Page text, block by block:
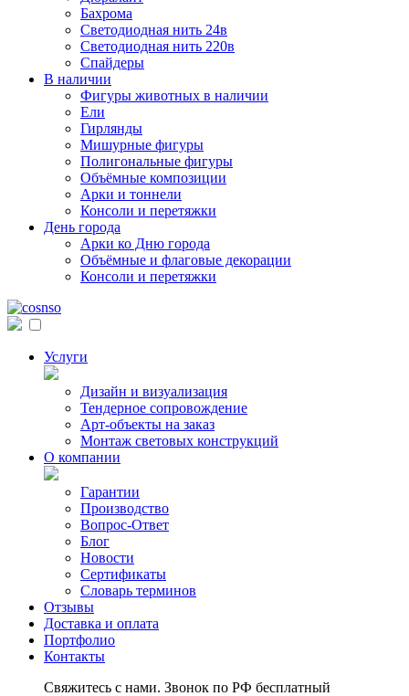
Бахрома
Светодиодная нить 24в
Светодиодная нить 220в
Спайдеры
В наличии
Фигуры животных в наличии
Ели
Гирлянды
Мишурные фигуры
Полигональные фигуры
Объёмные композиции
Арки и тоннели
Консоли и перетяжки
День города
Арки ко Дню города
Объёмные и флаговые декорации
Консоли и перетяжки
Услуги
Дизайн и визуализация
Тендерное сопровождение
Арт-объекты на заказ
Монтаж световых конструкций
О компании
Гарантии
Производство
Вопрос-Ответ
Блог
Новости
Сертификаты
Словарь терминов
Отзывы
Доставка и оплата
Портфолио
Контакты
Свяжитесь с нами. Звонок по РФ бесплатный